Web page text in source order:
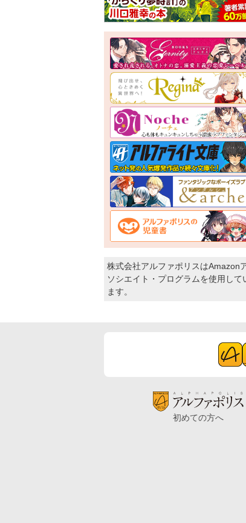
株式会社アルファポリスはAmazon
ソシエイト・プログラムを使用して
ます。
初めての方へ